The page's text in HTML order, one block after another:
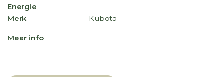
Energie
Merk
Kubota
Meer info